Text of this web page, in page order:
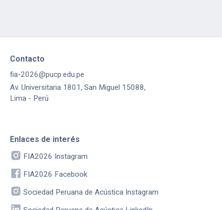
Contacto
fia-2026@pucp.edu.pe
Av. Universitaria 1801, San Miguel 15088,
Lima - Perú
Enlaces de interés
FIA2026 Instagram
FIA2026 Facebook
Sociedad Peruana de Acústica Instagram